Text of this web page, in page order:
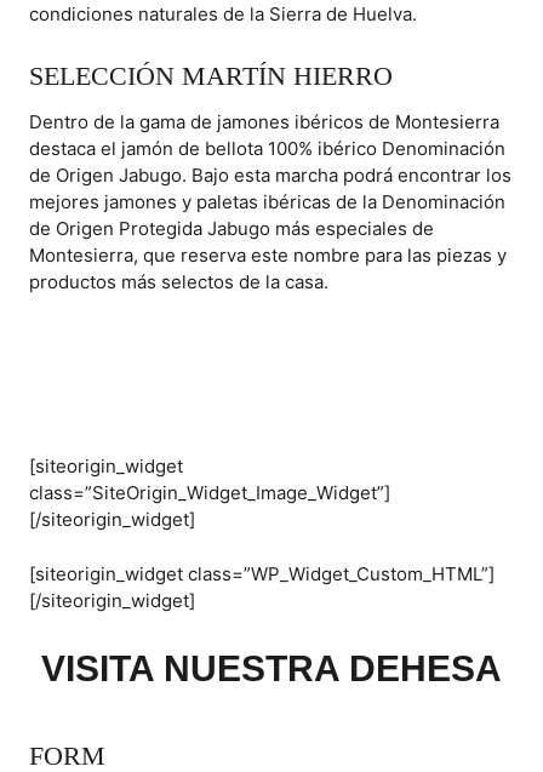
condiciones naturales de la Sierra de Huelva.
SELECCIÓN MARTÍN HIERRO
Dentro de la gama de jamones ibéricos de Montesierra
destaca el jamón de bellota 100% ibérico Denominación
de Origen Jabugo. Bajo esta marcha podrá encontrar los
mejores jamones y paletas ibéricas de la Denominación
de Origen Protegida Jabugo más especiales de
Montesierra, que reserva este nombre para las piezas y
productos más selectos de la casa.
[siteorigin_widget
class=”SiteOrigin_Widget_Image_Widget”]
[/siteorigin_widget]
[siteorigin_widget class=”WP_Widget_Custom_HTML”]
[/siteorigin_widget]
VISITA NUESTRA DEHESA
FORM